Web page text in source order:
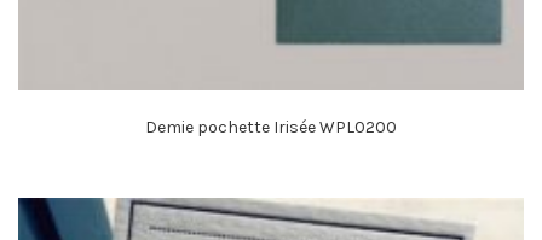
Demie pochette Irisée WPL0200